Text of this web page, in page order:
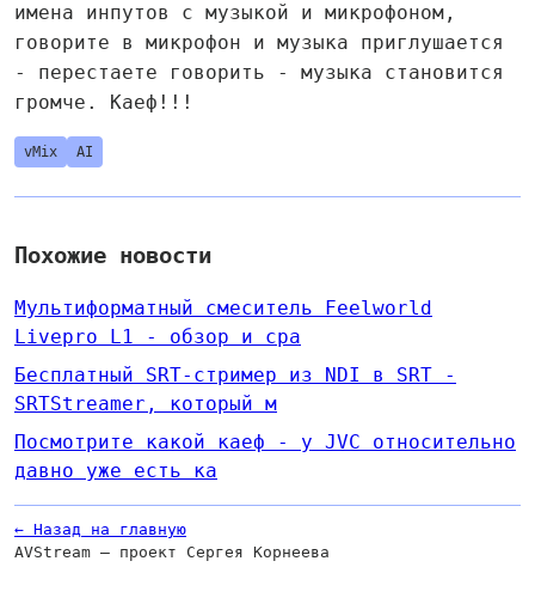
имена инпутов с музыкой и микрофоном,
говорите в микрофон и музыка приглушается
- перестаете говорить - музыка становится
громче. Каеф!!!
vMix AI
Похожие новости
Мультиформатный смеситель Feelworld
Livepro L1 - обзор и сра
Бесплатный SRT-стример из NDI в SRT -
SRTStreamer, который м
Посмотрите какой каеф - у JVC относительно
давно уже есть ка
← Назад на главную
AVStream — проект Сергея Корнеева